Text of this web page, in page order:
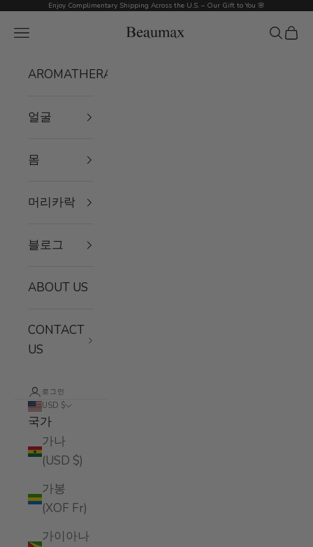
내용으로 건너뛰기Enjoy Complimentary Shipping Across the U.S. – Our Gift to You 🌸
Beaumax
메뉴 검색장바
AROMATHERAPY
얼굴
몸
머리카락
블로그
ABOUT US
CONTACT
US
로그인
USD $
국가
가나
(USD $)
가봉
(XOF Fr)
가이아나